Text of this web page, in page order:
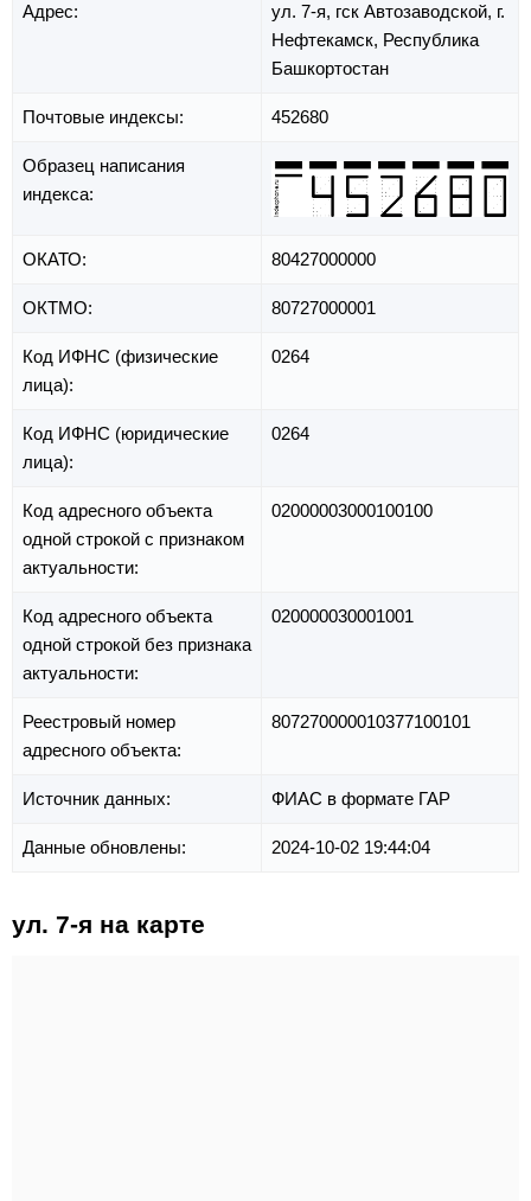
Адрес: ул. 7-я, гск Автозаводской, г.
Нефтекамск, Республика
Башкортостан
Почтовые индексы: 452680
Образец написания
индекса:
ОКАТО: 80427000000
ОКТМО: 80727000001
Код ИФНС (физические
лица):
0264
Код ИФНС (юридические
лица):
0264
Код адресного объекта
одной строкой с признаком
актуальности:
02000003000100100
Код адресного объекта
одной строкой без признака
актуальности:
020000030001001
Реестровый номер
адресного объекта:
807270000010377100101
Источник данных: ФИАС в формате ГАР
Данные обновлены: 2024-10-02 19:44:04
ул. 7-я на карте